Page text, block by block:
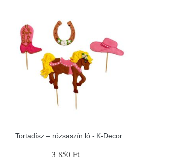
Tortadísz – rózsaszín ló - K-Decor
3 850 Ft